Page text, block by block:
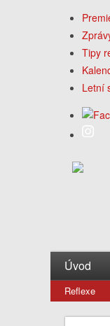
Tipy
Letní
Úvod
Reflexe